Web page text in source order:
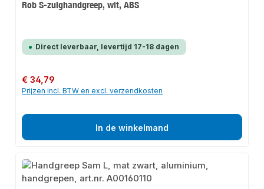
Rob S-zuighandgreep, wit, ABS
Direct leverbaar, levertijd 17-18 dagen
Normale prijs:
€ 34,79
Prijzen incl. BTW en excl. verzendkosten
In de winkelmand